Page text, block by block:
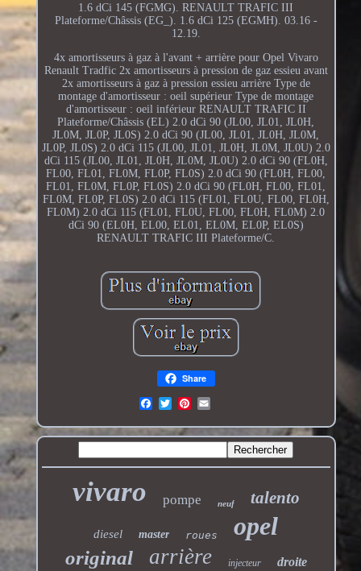
1.6 dCi 145 (FGMG). RENAULT TRAFIC III
Plateforme/Châssis (EG_). 1.6 dCi 125 (EGMH). 03.16 -
12.19.
4x amortisseurs à gaz à l'avant + arrière pour Opel Vivaro
Renault Tradfic 2x amortisseurs à pression de gaz essieu avant
2x amortisseurs à gaz à pression essieu arrière Type de
montage d'amortisseur : oeil supérieur Type de montage
d'amortisseur : oeil inférieur RENAULT TRAFIC II
Plateforme/Châssis (EL) 2.0 dCi 90 (JL00, JL01, JL0H,
JL0M, JL0P, JL0S) 2.0 dCi 90 (JL00, JL01, JL0H, JL0M,
JL0P, JL0S) 2.0 dCi 115 (JL00, JL01, JL0H, JL0M, JL0U) 2.0
dCi 115 (JL00, JL01, JL0H, JL0M, JL0U) 2.0 dCi 90 (FL0H,
FL00, FL01, FL0M, FL0P, FL0S) 2.0 dCi 90 (FL0H, FL00,
FL01, FL0M, FL0P, FL0S) 2.0 dCi 90 (FL0H, FL00, FL01,
FL0M, FL0P, FL0S) 2.0 dCi 115 (FL01, FL0U, FL00, FL0H,
FL0M) 2.0 dCi 115 (FL01, FL0U, FL00, FL0H, FL0M) 2.0
dCi 90 (EL0H, EL00, EL01, EL0M, EL0P, EL0S)
RENAULT TRAFIC III Plateforme/C.
Share
vivaro pompe neuf talento
diesel master roues opel
original arrière injecteur droite